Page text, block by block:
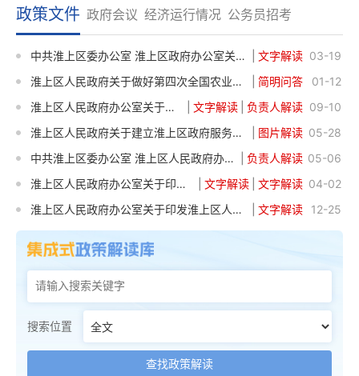
08-06
08-06
政策文件 政府会议 经济运行情况 公务员招考
文字解读
中共淮上区委办公室 淮上区政府办公室关于印发淮上区2026年度城市建设和管理提升年工作实施方案的通知
03-19
简明问答
淮上区人民政府关于做好第四次全国农业普查工作的通知
01-12
文字解读 负责人解读
淮上区人民政府办公室关于印发淮上区限额以下工程项目招标采购实施细则的通知
09-10
图片解读
淮上区人民政府关于建立淮上区政府服务企业高质量发展长效机制的通知
05-28
负责人解读
中共淮上区委办公室 淮上区人民政府办公室关于印发淮上区推进防止返贫帮扶政策和农村低收入人口常态化帮...
05-06
文字解读 文字解读
淮上区人民政府办公室关于印发淮上区2025年基层农技推广体系改革与建设项目实施方案的通知
04-02
文字解读
淮上区人民政府办公室关于印发淮上区人民政府法律顾问工作规则的通知 12-25
搜索位置